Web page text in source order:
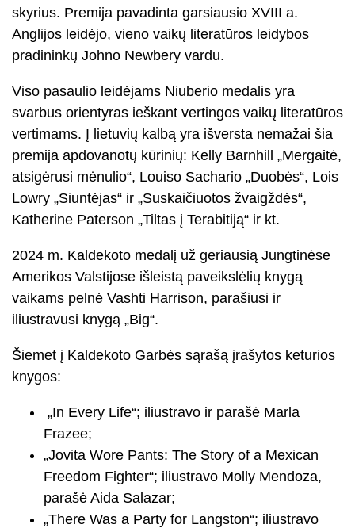
skyrius. Premija pavadinta garsiausio XVIII a.
Anglijos leidėjo, vieno vaikų literatūros leidybos
pradininkų Johno Newbery vardu.
Viso pasaulio leidėjams Niuberio medalis yra
svarbus orientyras ieškant vertingos vaikų literatūros
vertimams. Į lietuvių kalbą yra išversta nemažai šia
premija apdovanotų kūrinių: Kelly Barnhill „Mergaitė,
atsigėrusi mėnulio“, Louiso Sachario „Duobės“, Lois
Lowry „Siuntėjas“ ir „Suskaičiuotos žvaigždės“,
Katherine Paterson „Tiltas į Terabitiją“ ir kt.
2024 m. Kaldekoto medalį už geriausią Jungtinėse
Amerikos Valstijose išleistą paveikslėlių knygą
vaikams pelnė Vashti Harrison, parašiusi ir
iliustravusi knygą „Big“.
Šiemet į Kaldekoto Garbės sąrašą įrašytos keturios
knygos:
„In Every Life“; iliustravo ir parašė Marla
Frazee;
„Jovita Wore Pants: The Story of a Mexican
Freedom Fighter“; iliustravo Molly Mendoza,
parašė Aida Salazar;
„There Was a Party for Langston“; iliustravo